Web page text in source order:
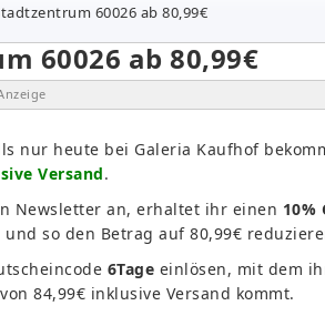
60026 ab 80,99€
60026 ab 80,99€
nur heute bei Galeria Kaufhof
Versand.
Newsletter an, erhaltet ihr einen 10%
so den Betrag auf 80,99€
6Tage einlösen, mit dem
84,99€ inklusive Versand kommt.